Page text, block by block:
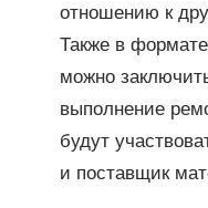
отношению к
Также в формате
можно
выполнение
будут
и поставщик